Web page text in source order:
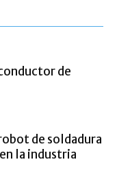
de
de soldadura
la industria